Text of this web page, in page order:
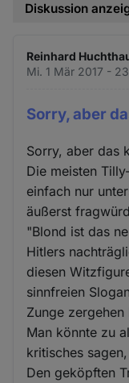
Diskussion
Reinhard
Mi. 1 Mär 2017 -
Sorry, aber
Sorry, aber das
Die meisten
einfach nur
äußerst
"Blond ist das
Hitlers
diesen
sinnfreien
Zunge
Man könnte zu
kritisches
Den geköpften